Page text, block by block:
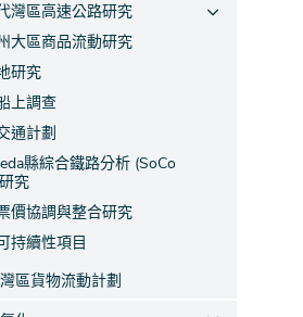
灣區高速公路研究
大區商品流動研究
研究
上調查
通計劃
縣綜合鐵路分析 (SoCo
究
價協調與整合研究
持續性項目
區貨物流動計劃